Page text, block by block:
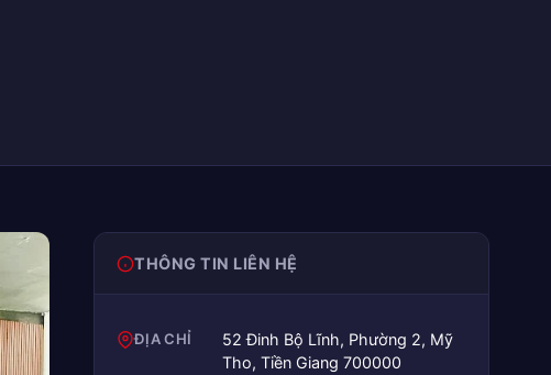
THÔNG TIN LIÊN HỆ
ĐỊA CHỈ
52 Đinh Bộ Lĩnh, Phường 2, Mỹ
Tho, Tiền Giang 700000